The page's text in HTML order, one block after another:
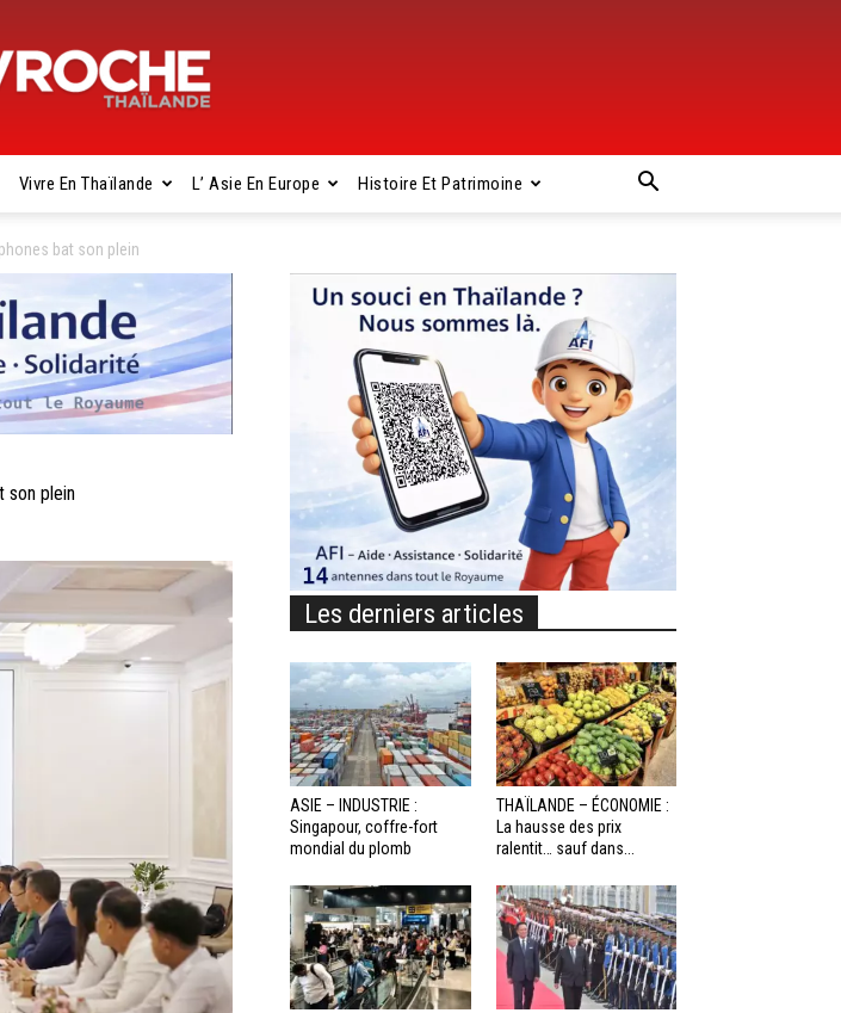
Gavroche
Thaïlande
Vivre En Thaïlande L’ Asie En Europe Histoire Et Patrimoine
bat son plein
son plein
Les derniers articles
ASIE – INDUSTRIE :
Singapour, coffre-fort
mondial du plomb
THAÏLANDE – ÉCONOMIE :
La hausse des prix
ralentit… sauf dans...